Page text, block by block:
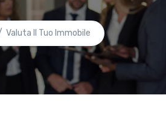
Valuta Il Tuo Immobile